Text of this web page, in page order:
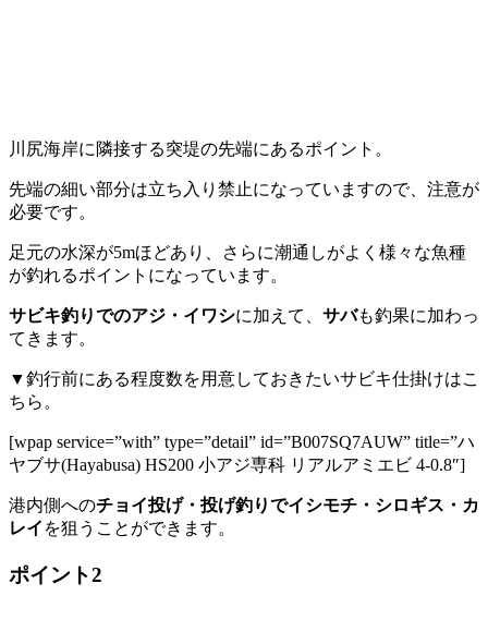
川尻海岸に隣接する突堤の先端にあるポイント。
先端の細い部分は立ち入り禁止になっていますので、注意が
必要です。
足元の水深が5mほどあり、さらに潮通しがよく様々な魚種
が釣れるポイントになっています。
サビキ釣りでのアジ・イワシに加えて、 サバも釣果に加わっ
てきます。
▼釣行前にある程度数を用意しておきたいサビキ仕掛けはこ
ちら。
[wpap service=”with” type=”detail” id=”B007SQ7AUW” title=”ハ
ヤブサ(Hayabusa) HS200 小アジ専科 リアルアミエビ 4-0.8″]
港内側へのチョイ投げ・投げ釣りでイシモチ・シロギス・カ
レイ を狙うことができます。
ポイント2